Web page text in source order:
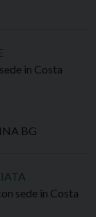
in Costa
BG
sede in Costa